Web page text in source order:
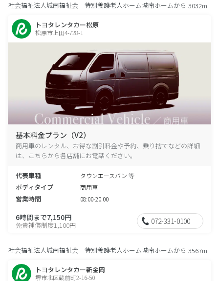
社会福祉法人城南福祉会 特別養護老人ホーム城南ホームから 3032m
トヨタレンタカー松原
松原市上田4-728-1
基本料金プラン（V2）
商用車のレンタル、お得な割引料金や予約、乗り捨てなどの詳細
は、こちらから各店舗にお電話ください。
代表車種 タウンエースバン 等
ボディタイプ 商用車
営業時間 08:00-20:00
6時間まで7,150円
免責補償制度1,100円 072-331-0100
社会福祉法人城南福祉会 特別養護老人ホーム城南ホームから 3567m
トヨタレンタカー新金岡
堺市北区蔵前町2-16-50